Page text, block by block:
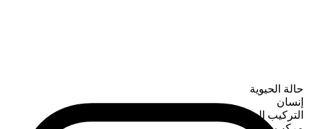
حالة الحيوية
إنسان
التركيب الصرفي